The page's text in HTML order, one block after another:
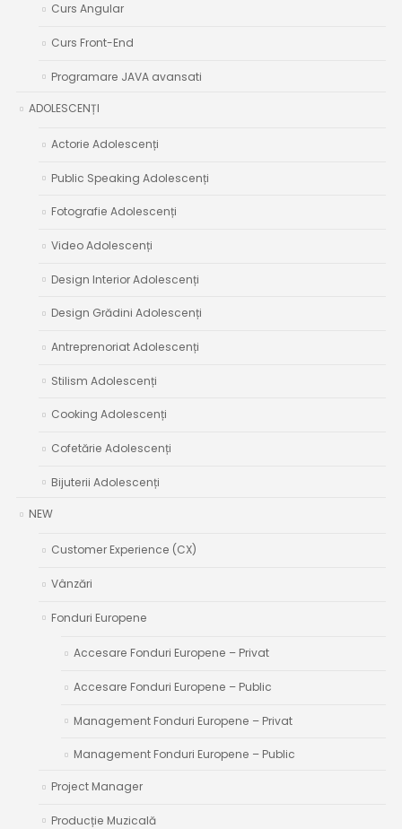
Curs Angular
Curs Front-End
Programare JAVA avansati
ADOLESCENȚI
Actorie Adolescenți
Public Speaking Adolescenți
Fotografie Adolescenți
Video Adolescenți
Design Interior Adolescenți
Design Grădini Adolescenți
Antreprenoriat Adolescenți
Stilism Adolescenți
Cooking Adolescenți
Cofetărie Adolescenți
Bijuterii Adolescenți
NEW
Customer Experience (CX)
Vânzări
Fonduri Europene
Accesare Fonduri Europene – Privat
Accesare Fonduri Europene – Public
Management Fonduri Europene – Privat
Management Fonduri Europene – Public
Project Manager
Producție Muzicală